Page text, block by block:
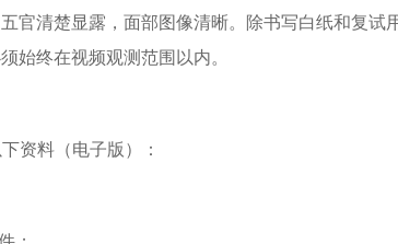
官清楚显露，面部图像清晰。除书写白纸和复试
始终在视频观测范围以内。
资料（电子版）：